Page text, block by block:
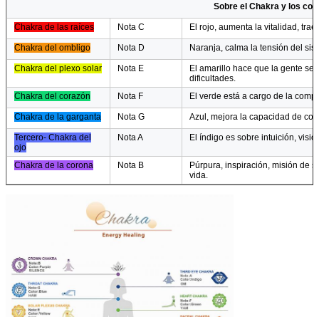
Sobre el Chakra y los
Chakra de las raíces Nota C El rojo, aumenta la vitalidad,
Chakra del ombligo Nota D Naranja, calma la tensión del
Chakra del plexo solar Nota E
El amarillo hace que la gente
dificultades.
Chakra del corazón
Nota F El verde está a cargo de la
Chakra de la garganta Nota G Azul, mejora la capacidad de
Tercero- Chakra del
ojo
Nota A El índigo es sobre intuición,
Chakra de la corona Nota B
Púrpura, inspiración, misión de
vida.